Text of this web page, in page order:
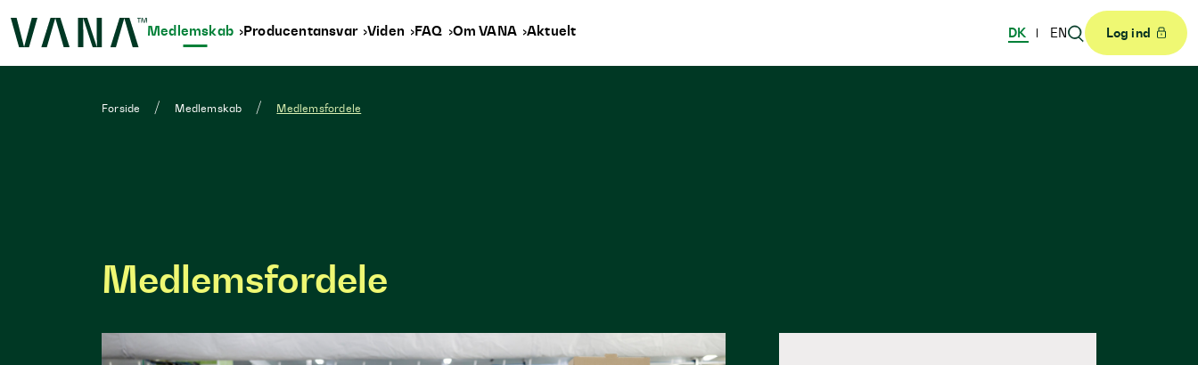
Medlemskab Producentansvar Viden FAQ Om VANA Aktuelt DK EN Log ind
Forside Medlemskab Medlemsfordele
Medlemsfordele